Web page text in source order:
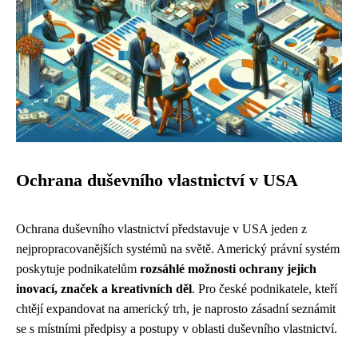
Ochrana duševního vlastnictví v USA
Ochrana duševního vlastnictví představuje v USA jeden z
nejpropracovanějších systémů na světě. Americký právní systém
poskytuje podnikatelům rozsáhlé možnosti ochrany jejich
inovací, značek a kreativních děl. Pro české podnikatele, kteří
chtějí expandovat na americký trh, je naprosto zásadní seznámit
se s místními předpisy a postupy v oblasti duševního vlastnictví.